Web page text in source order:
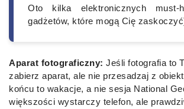
Oto kilka elektronicznych
gadżetów, które mogą Cię
Aparat fotograficzny: Jeśli fotografia to
zabierz aparat, ale nie przesadzaj z
końcu to wakacje, a nie sesja National
większości wystarczy telefon, ale